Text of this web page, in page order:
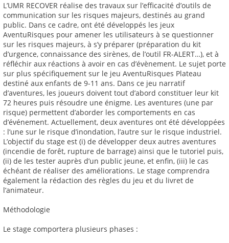
L’UMR RECOVER réalise des travaux sur l’efficacité d’outils de
communication sur les risques majeurs, destinés au grand
public. Dans ce cadre, ont été développés les jeux
AventuRisques pour amener les utilisateurs à se questionner
sur les risques majeurs, à s’y préparer (préparation du kit
d’urgence, connaissance des sirènes, de l’outil FR-ALERT…), et à
réfléchir aux réactions à avoir en cas d’évènement. Le sujet porte
sur plus spécifiquement sur le jeu AventuRisques Plateau
destiné aux enfants de 9-11 ans. Dans ce jeu narratif
d’aventures, les joueurs doivent tout d’abord constituer leur kit
72 heures puis résoudre une énigme. Les aventures (une par
risque) permettent d’aborder les comportements en cas
d’événement. Actuellement, deux aventures ont été développées
: l’une sur le risque d’inondation, l’autre sur le risque industriel.
L’objectif du stage est (i) de développer deux autres aventures
(incendie de forêt, rupture de barrage) ainsi que le tutoriel puis,
(ii) de les tester auprès d’un public jeune, et enfin, (iii) le cas
échéant de réaliser des améliorations. Le stage comprendra
également la rédaction des règles du jeu et du livret de
l’animateur.
Méthodologie
Le stage comportera plusieurs phases :